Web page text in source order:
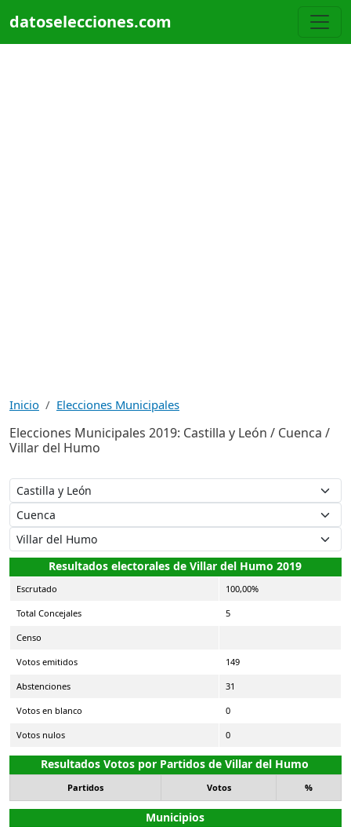
datoselecciones.com
Inicio Elecciones Municipales
Elecciones Municipales 2019: Castilla y León / Cuenca /
Villar del Humo
Resultados electorales de Villar del Humo 2019
Escrutado 100,00%
Total Concejales 5
Censo
Votos emitidos 149
Abstenciones 31
Votos en blanco 0
Votos nulos 0
Resultados Votos por Partidos de Villar del Humo
Partidos Votos %
Municipios